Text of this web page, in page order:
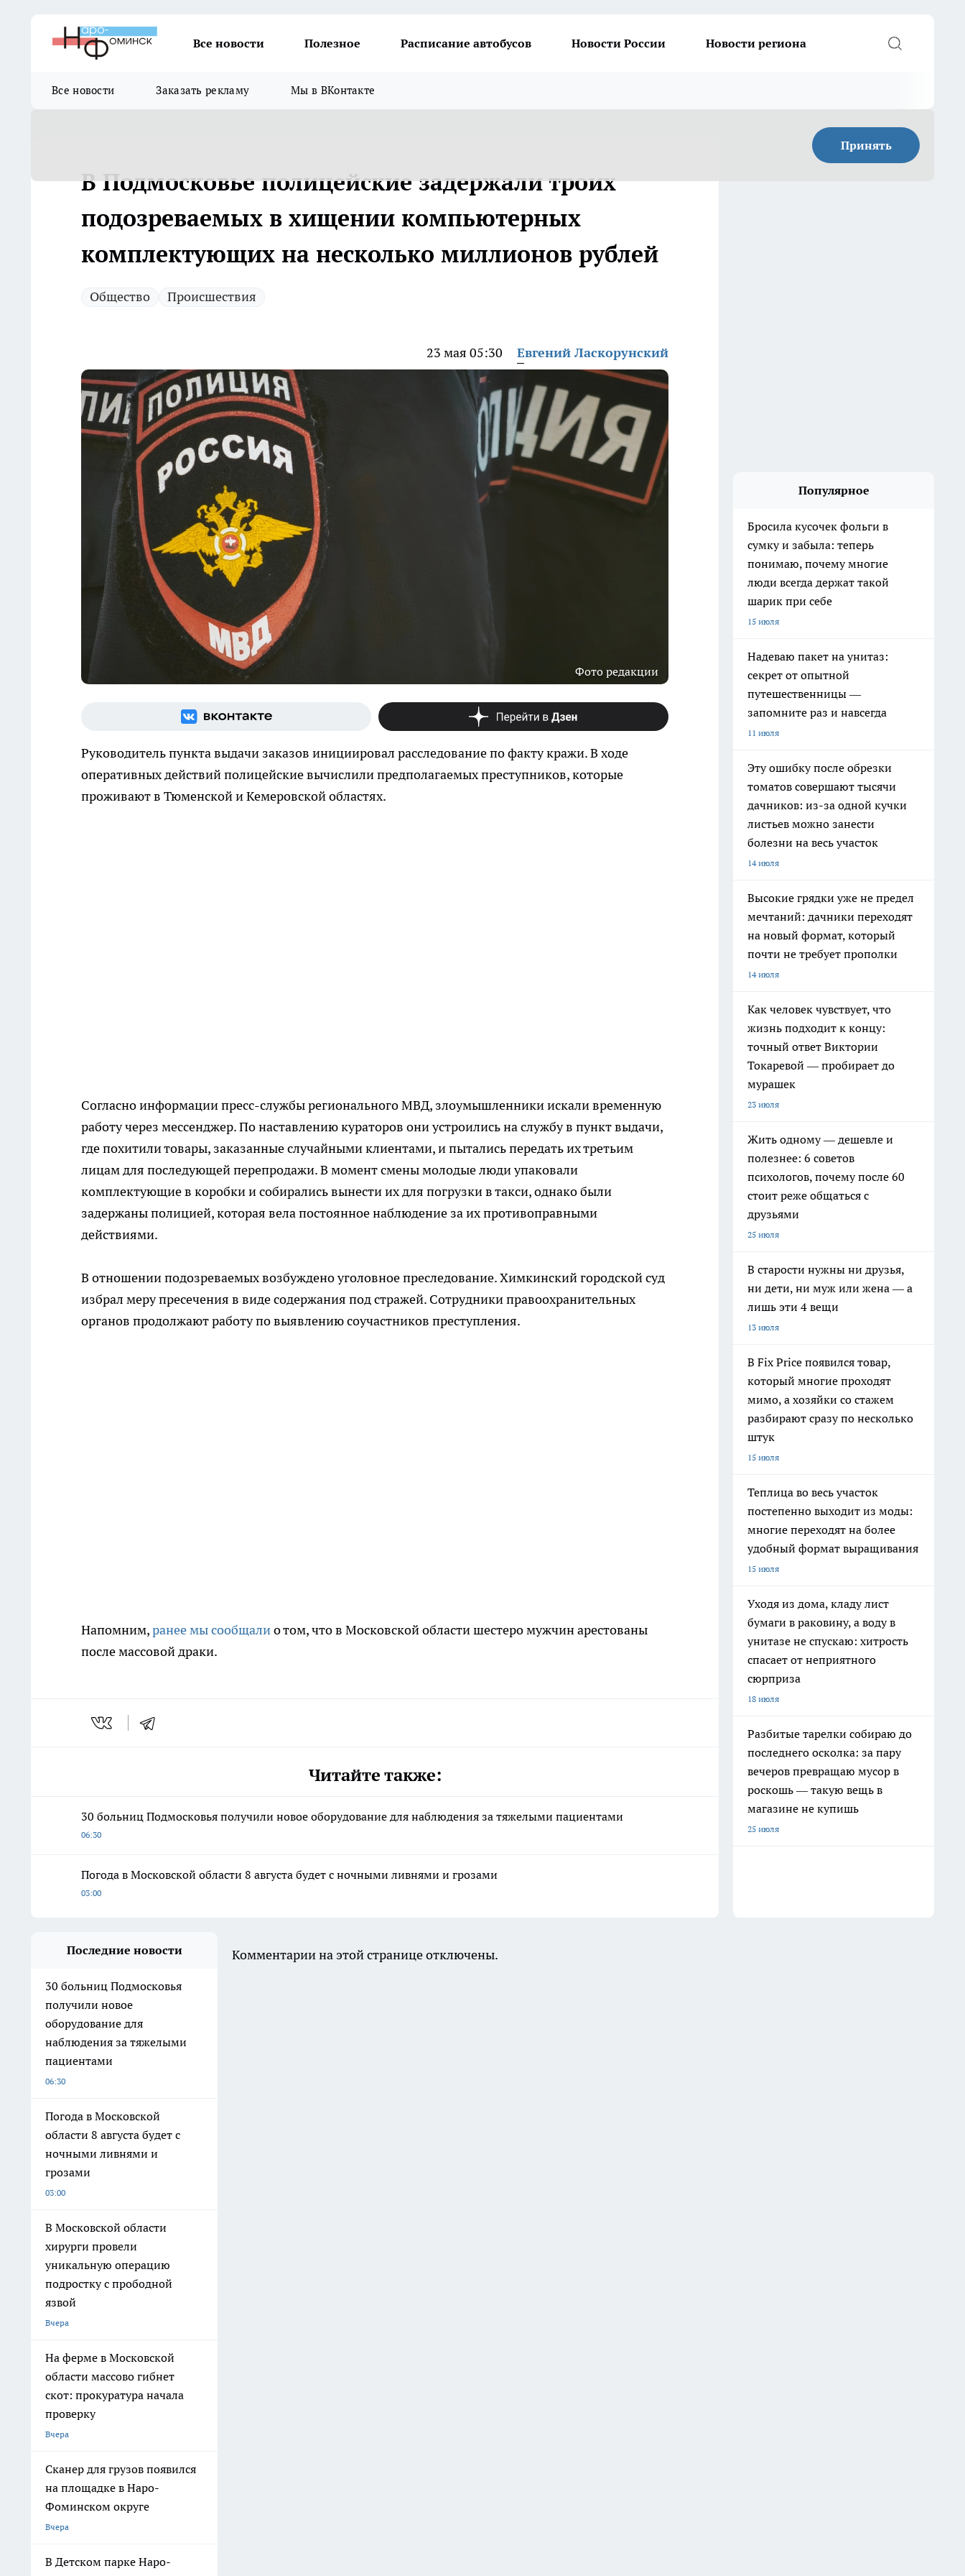
Все новости Полезное Расписание автобусов Новости России Новости региона
Все новости Заказать рекламу Мы в ВКонтакте
Принять
В Подмосковье полицейские задержали троих
подозреваемых в хищении компьютерных
комплектующих на несколько миллионов рублей
Общество Происшествия
23 мая 05:30 Евгений Ласкорунский
Фото редакции
Руководитель пункта выдачи заказов инициировал расследование по факту кражи. В ходе
оперативных действий полицейские вычислили предполагаемых преступников, которые
проживают в Тюменской и Кемеровской областях.
Согласно информации пресс-службы регионального МВД, злоумышленники искали временную
работу через мессенджер. По наставлению кураторов они устроились на службу в пункт выдачи,
где похитили товары, заказанные случайными клиентами, и пытались передать их третьим
лицам для последующей перепродажи. В момент смены молодые люди упаковали
комплектующие в коробки и собирались вынести их для погрузки в такси, однако были
задержаны полицией, которая вела постоянное наблюдение за их противоправными
действиями.
В отношении подозреваемых возбуждено уголовное преследование. Химкинский городской суд
избрал меру пресечения в виде содержания под стражей. Сотрудники правоохранительных
органов продолжают работу по выявлению соучастников преступления.
Напомним,ранее мы сообщалио том, что в Московской области шестеро мужчин арестованы
после массовой драки.
Читайте также:
30 больниц Подмосковья получили новое оборудование для наблюдения за тяжелыми пациентами
06:30
Погода в Московской области 8 августа будет с ночными ливнями и грозами
03:00
Популярное
Бросила кусочек фольги в
сумку и забыла: теперь
понимаю, почему многие
люди всегда держат такой
шарик при себе
15 июля
Надеваю пакет на унитаз:
секрет от опытной
путешественницы —
запомните раз и навсегда
11 июля
Эту ошибку после обрезки
томатов совершают тысячи
дачников: из-за одной кучки
листьев можно занести
болезни на весь участок
14 июля
Высокие грядки уже не предел
мечтаний: дачники переходят
на новый формат, который
почти не требует прополки
14 июля
Как человек чувствует, что
жизнь подходит к концу:
точный ответ Виктории
Токаревой — пробирает до
мурашек
23 июля
Жить одному — дешевле и
полезнее: 6 советов
психологов, почему после 60
стоит реже общаться с
друзьями
25 июля
В старости нужны ни друзья,
ни дети, ни муж или жена — а
лишь эти 4 вещи
13 июля
В Fix Price появился товар,
который многие проходят
мимо, а хозяйки со стажем
разбирают сразу по несколько
штук
15 июля
Теплица во весь участок
постепенно выходит из моды:
многие переходят на более
удобный формат выращивания
15 июля
Уходя из дома, кладу лист
бумаги в раковину, а воду в
унитазе не спускаю: хитрость
спасает от неприятного
сюрприза
18 июля
Разбитые тарелки собираю до
последнего осколка: за пару
вечеров превращаю мусор в
роскошь — такую вещь в
магазине не купишь
25 июля
Последние новости
30 больниц Подмосковья
получили новое
оборудование для
наблюдения за тяжелыми
пациентами
06:30
Погода в Московской
области 8 августа будет с
ночными ливнями и
грозами
03:00
В Московской области
хирурги провели
уникальную операцию
подростку с прободной
язвой
Вчера
На ферме в Московской
области массово гибнет
скот: прокуратура начала
проверку
Вчера
Сканер для грузов появился
на площадке в Наро-
Фоминском округе
Вчера
В Детском парке Наро-
Комментарии на этой странице отключены.